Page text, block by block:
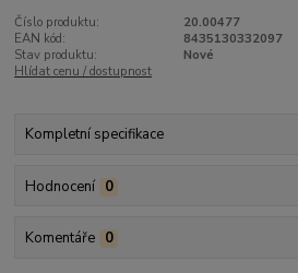
Číslo produktu:
20.00477
EAN kód:
8435130332097
Stav produktu:
Nové
Hlídat cenu / dostupnost
Kompletní specifikace
Hodnocení 0
Komentáře 0